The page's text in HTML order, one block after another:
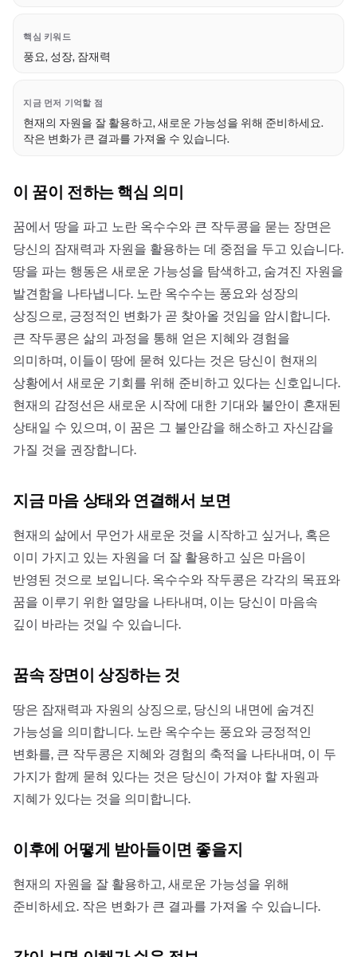
핵심 키워드
풍요, 성장, 잠재력
지금 먼저 기억할 점
현재의 자원을 잘 활용하고, 새로운 가능성을 위해 준비하세요.
작은 변화가 큰 결과를 가져올 수 있습니다.
이 꿈이 전하는 핵심 의미
꿈에서 땅을 파고 노란 옥수수와 큰 작두콩을 묻는 장면은
당신의 잠재력과 자원을 활용하는 데 중점을 두고 있습니다.
땅을 파는 행동은 새로운 가능성을 탐색하고, 숨겨진 자원을
발견함을 나타냅니다. 노란 옥수수는 풍요와 성장의
상징으로, 긍정적인 변화가 곧 찾아올 것임을 암시합니다.
큰 작두콩은 삶의 과정을 통해 얻은 지혜와 경험을
의미하며, 이들이 땅에 묻혀 있다는 것은 당신이 현재의
상황에서 새로운 기회를 위해 준비하고 있다는 신호입니다.
현재의 감정선은 새로운 시작에 대한 기대와 불안이 혼재된
상태일 수 있으며, 이 꿈은 그 불안감을 해소하고 자신감을
가질 것을 권장합니다.
지금 마음 상태와 연결해서 보면
현재의 삶에서 무언가 새로운 것을 시작하고 싶거나, 혹은
이미 가지고 있는 자원을 더 잘 활용하고 싶은 마음이
반영된 것으로 보입니다. 옥수수와 작두콩은 각각의 목표와
꿈을 이루기 위한 열망을 나타내며, 이는 당신이 마음속
깊이 바라는 것일 수 있습니다.
꿈속 장면이 상징하는 것
땅은 잠재력과 자원의 상징으로, 당신의 내면에 숨겨진
가능성을 의미합니다. 노란 옥수수는 풍요와 긍정적인
변화를, 큰 작두콩은 지혜와 경험의 축적을 나타내며, 이 두
가지가 함께 묻혀 있다는 것은 당신이 가져야 할 자원과
지혜가 있다는 것을 의미합니다.
이후에 어떻게 받아들이면 좋을지
현재의 자원을 잘 활용하고, 새로운 가능성을 위해
준비하세요. 작은 변화가 큰 결과를 가져올 수 있습니다.